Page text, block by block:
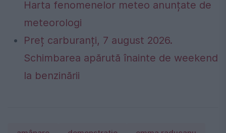
Harta fenomenelor meteo anunțate de
meteorologi
Preț carburanți, 7 august 2026.
Schimbarea apărută înainte de weekend
la benzinării